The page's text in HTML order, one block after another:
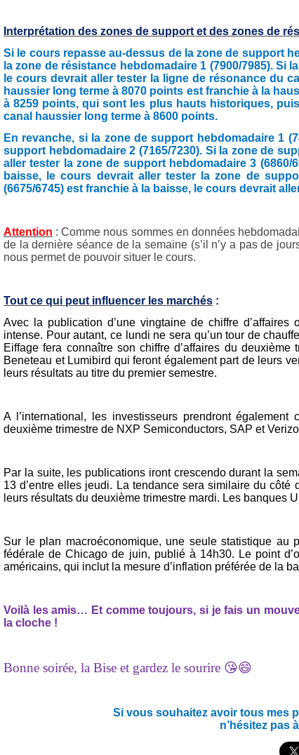
Interprétation des zones de support et des zones de
Si le cours repasse au-dessus de la zone de support
la zone de résistance hebdomadaire 1 (7900/7985). Si
le cours devrait aller tester la ligne de résonance du
haussier long terme à 8070 points est franchie à la
à 8259 points, qui sont les plus hauts historiques,
canal haussier long terme à 8600 points.
En revanche, si la zone de support hebdomadaire 1
support hebdomadaire 2 (7165/7230). Si la zone de
aller tester la zone de support hebdomadaire 3
baisse, le cours devrait aller tester la zone de
(6675/6745) est franchie à la baisse, le cours devrait
Attention : Comme nous sommes en données
de la dernière séance de la semaine (s’il n’y a pas de
nous permet de pouvoir situer le cours.
Tout ce qui peut influencer les marchés :
Avec la publication d’une vingtaine de chiffre
intense. Pour autant, ce lundi ne sera qu’un tour de
Eiffage fera connaître son chiffre d’affaires du
Beneteau et Lumibird qui feront également part de leurs
leurs résultats au titre du premier semestre.
A l’international, les investisseurs prendront
deuxième trimestre de NXP Semiconductors, SAP et
Par la suite, les publications iront crescendo durant la
13 d’entre elles jeudi. La tendance sera similaire du
leurs résultats du deuxième trimestre mardi. Les banques
Sur le plan macroéconomique, une seule statistique au
fédérale de Chicago de juin, publié à 14h30. Le point
américains, qui inclut la mesure d’inflation préférée de la
Voilà les amis… Et comme toujours, si je fais un
la cloche !
Bonne soirée, la Bise et gardez le sourire 😘😄
Si vous souhaitez avoir tous mes
n’hésitez pas